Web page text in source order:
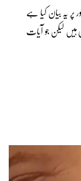
واضح طور پر یہ بیان کیا ہے
لیکن جو آیات